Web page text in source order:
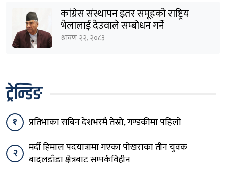
कांग्रेस संस्थापन इतर समूहको राष्ट्रिय
भेलालाई देउवाले सम्बोधन गर्ने
श्रावण २२, २०८३
ट्रेन्डिङ
१ प्रतिभाका सबिन देशभरमै तेस्रो, गण्डकीमा पहिलो
२
मर्दी हिमाल पदयात्रामा गएका पोखराका तीन युवक
बादलडाँडा क्षेत्रबाट सम्पर्कविहीन